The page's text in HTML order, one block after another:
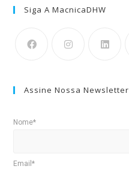
Siga A MacnicaDHW
Assine Nossa Newsletter
Nome*
Email*